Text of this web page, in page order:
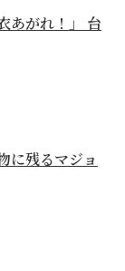
あがれ！」 台
に残るマジョ